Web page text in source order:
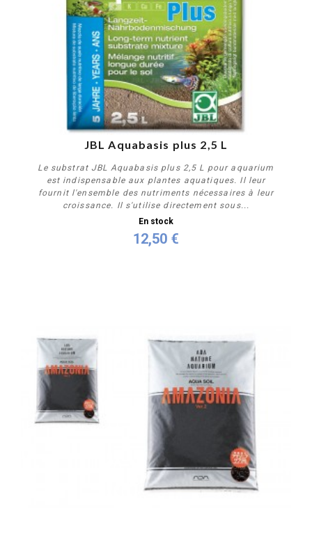
JBL Aquabasis plus 2,5 L
Le substrat JBL Aquabasis plus 2,5 L pour aquarium
est indispensable aux plantes aquatiques. Il leur
fournit l'ensemble des nutriments nécessaires à leur
croissance. Il s'utilise directement sous...
En stock
12,50 €